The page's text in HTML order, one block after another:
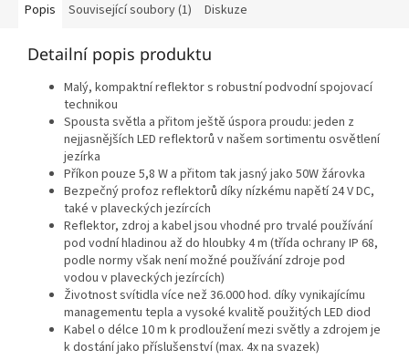
Popis Související soubory (1) Diskuze
Detailní popis produktu
Malý, kompaktní reflektor s robustní podvodní spojovací
technikou
Spousta světla a přitom ještě úspora proudu: jeden z
nejjasnějších LED reflektorů v našem sortimentu osvětlení
jezírka
Příkon pouze 5,8 W a přitom tak jasný jako 50W žárovka
Bezpečný profoz reflektorů díky nízkému napětí 24 V DC,
také v plaveckých jezírcích
Reflektor, zdroj a kabel jsou vhodné pro trvalé používání
pod vodní hladinou až do hloubky 4 m (třída ochrany IP 68,
podle normy však není možné používání zdroje pod
vodou v plaveckých jezírcích)
Životnost svítidla více než 36.000 hod. díky vynikajícímu
managementu tepla a vysoké kvalitě použitých LED diod
Kabel o délce 10 m k prodloužení mezi světly a zdrojem je
k dostání jako příslušenství (max. 4x na svazek)